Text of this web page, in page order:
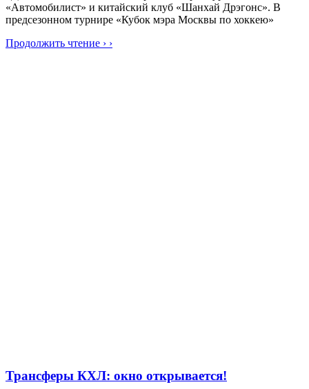
«Автомобилист» и китайский клуб «Шанхай Дрэгонс». В
предсезонном турнире «Кубок мэра Москвы по хоккею»
Продолжить чтение › ›
Трансферы КХЛ: окно открывается!